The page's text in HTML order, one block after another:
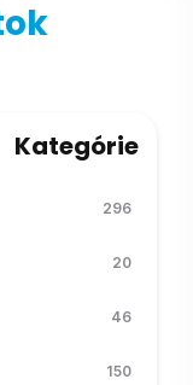
Kategórie
296
20
46
150